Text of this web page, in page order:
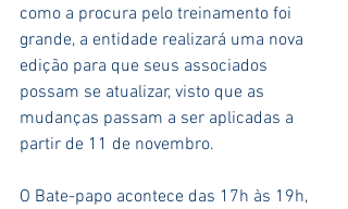
como a procura pelo treinamento foi
grande, a entidade realizará uma nova
edição para que seus associados
possam se atualizar, visto que as
mudanças passam a ser aplicadas a
partir de 11 de novembro.
O Bate-papo acontece das 17h às 19h,